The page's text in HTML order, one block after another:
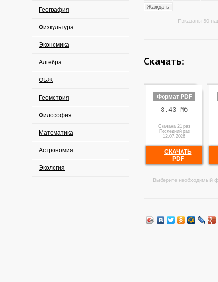
География
Физкультура
Экономика
Алгебра
ОБЖ
Геометрия
Философия
Математика
Астрономия
Экология
Жаждать
Показаны 30
Скачать:
Формат PDF
3.43 Мб
Скачана 21 раз
Последний раз
12.07.2026
СКАЧАТЬ
PDF
Выберите необходимый